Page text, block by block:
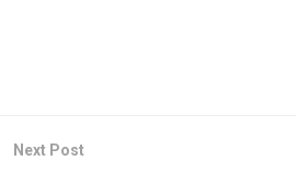
Next Post